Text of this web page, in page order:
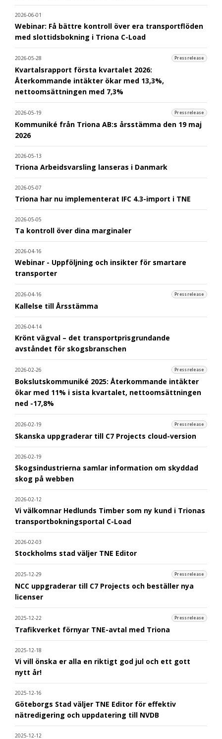
2026-06-01
Webinar: Få bättre kontroll över era transportflöden
med slottidsbokning i Triona C-Load
2026-05-28 Pressrelease
Kvartalsrapport första kvartalet 2026:
Återkommande intäkter ökar med 13,3%,
nettoomsättningen med 7,3%
2026-05-19 Pressrelease
Kommuniké från Triona AB:s årsstämma den 19 maj
2026
2026-05-13
Triona Arbeidsvarsling lanseras i Danmark
2026-05-07
Triona har nu implementerat IFC 4.3-import i TNE
2026-05-05
Ta kontroll över dina marginaler
2026-04-16
Webinar - Uppföljning och insikter för smartare
transporter
2026-04-16 Pressrelease
Kallelse till Årsstämma
2026-04-14
Krönt vägval – det transportprisgrundande
avståndet för skogsbranschen
2026-02-26 Pressrelease
Bokslutskommuniké 2025: Återkommande intäkter
ökar med 11% i sista kvartalet, nettoomsättningen
ned -17,8%
2026-02-19 Pressrelease
Skanska uppgraderar till C7 Projects cloud-version
2026-02-19
Skogsindustrierna samlar information om skyddad
skog på webben
2026-02-12
Vi välkomnar Hedlunds Timber som ny kund i Trionas
transportbokningsportal C-Load
2026-02-03
Stockholms stad väljer TNE Editor
2025-12-29 Pressrelease
NCC uppgraderar till C7 Projects och beställer nya
licenser
2025-12-22 Pressrelease
Trafikverket förnyar TNE-avtal med Triona
2025-12-18
Vi vill önska er alla en riktigt god jul och ett gott
nytt år!
2025-12-16
Göteborgs Stad väljer TNE Editor för effektiv
nätredigering och uppdatering till NVDB
2025-12-12